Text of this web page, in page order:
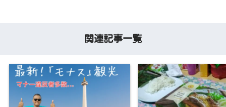
関連記事一覧